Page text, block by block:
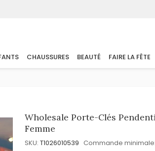
CHAUSSURES BEAUTÉ FAIRE LA FÊTE
Wholesale Porte-Clés
Femme
SKU: T1026010539 Commande minimale: